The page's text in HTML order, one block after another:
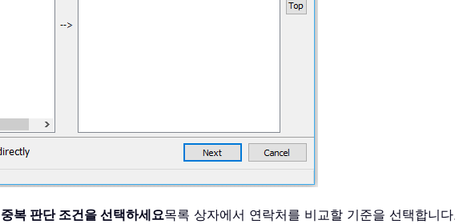
중복 판단 조건을 선택하세요목록 상자에서 연락처를 비교할 기준을 선택합니